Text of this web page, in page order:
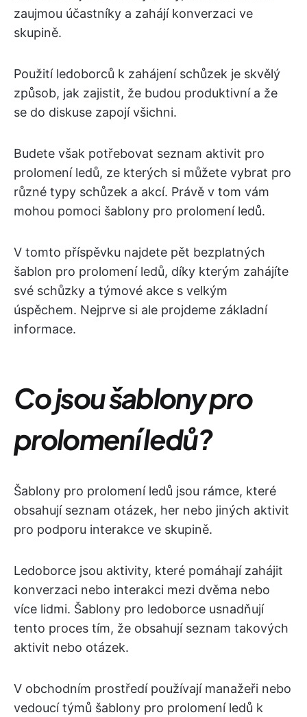
zaujmou účastníky a zahájí konverzaci ve
skupině.
Použití ledoborců k zahájení schůzek je skvělý
způsob, jak zajistit, že budou produktivní a že
se do diskuse zapojí všichni.
Budete však potřebovat seznam aktivit pro
prolomení ledů, ze kterých si můžete vybrat pro
různé typy schůzek a akcí. Právě v tom vám
mohou pomoci šablony pro prolomení ledů.
V tomto příspěvku najdete pět bezplatných
šablon pro prolomení ledů, díky kterým zahájíte
své schůzky a týmové akce s velkým
úspěchem. Nejprve si ale projdeme základní
informace.
Co jsou šablony pro
prolomení ledů?
Šablony pro prolomení ledů jsou rámce, které
obsahují seznam otázek, her nebo jiných aktivit
pro podporu interakce ve skupině.
Ledoborce jsou aktivity, které pomáhají zahájit
konverzaci nebo interakci mezi dvěma nebo
více lidmi. Šablony pro ledoborce usnadňují
tento proces tím, že obsahují seznam takových
aktivit nebo otázek.
V obchodním prostředí používají manažeři nebo
vedoucí týmů šablony pro prolomení ledů k